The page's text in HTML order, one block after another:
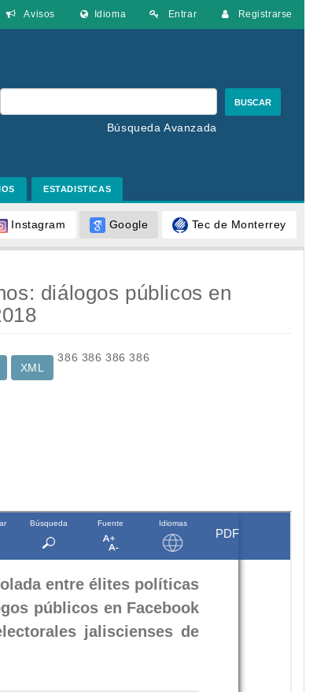
Entrar Registrarse
Avisos Idioma
BUSCAR
Búsqueda Avanzada
ESTADISTICAS
Instagram Google Tec de Monterrey
diálogos públicos en
386 386386386
XML